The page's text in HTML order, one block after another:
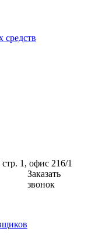
средств
1, офис 216/1
Заказать
звонок